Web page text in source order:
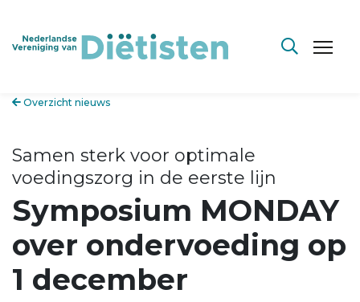
Overzicht nieuws
Samen sterk voor optimale
voedingszorg in de eerste lijn
Symposium MONDAY
over ondervoeding op
1 december